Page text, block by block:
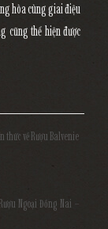
hòa cùng giai điệu
cũng thể hiện được
thức về Rượu Balvenie
Ngoại Đồng Nai –